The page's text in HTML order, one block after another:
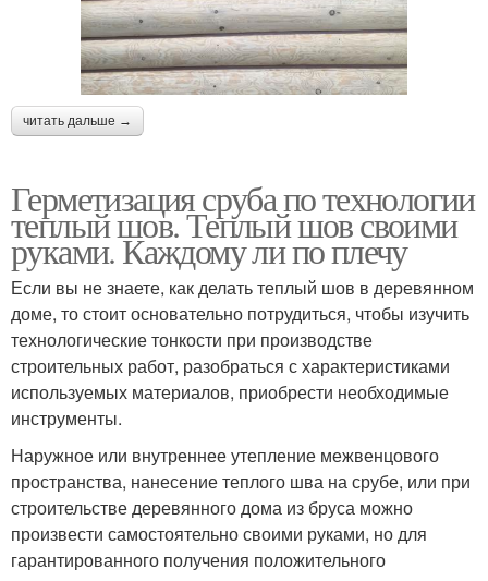
читать дальше →
Герметизация сруба по технологии
теплый шов. Теплый шов своими
руками. Каждому ли по плечу
Если вы не знаете, как делать теплый шов в деревянном
доме, то стоит основательно потрудиться, чтобы изучить
технологические тонкости при производстве
строительных работ, разобраться с характеристиками
используемых материалов, приобрести необходимые
инструменты.
Наружное или внутреннее утепление межвенцового
пространства, нанесение теплого шва на срубе, или при
строительстве деревянного дома из бруса можно
произвести самостоятельно своими руками, но для
гарантированного получения положительного